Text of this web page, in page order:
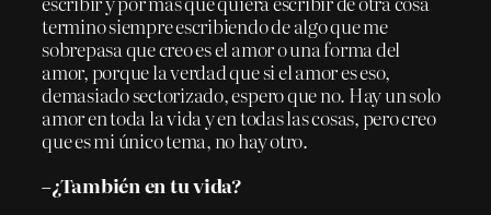
termino siempre escribiendo de algo que me
sobrepasa que creo es el amor o una forma del
amor, porque la verdad que si el amor es eso,
demasiado sectorizado, espero que no. Hay un solo
amor en toda la vida y en todas las cosas, pero creo
que es mi único tema, no hay otro.
–¿También en tu vida?